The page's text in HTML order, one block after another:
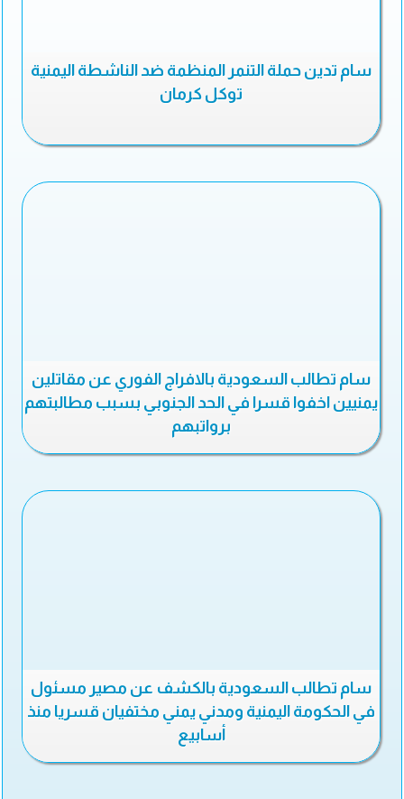
سام تدين حملة التنمر المنظمة ضد الناشطة اليمنية
توكل كرمان
سام تطالب السعودية بالافراج الفوري عن مقاتلين
يمنيين اخفوا قسرا في الحد الجنوبي بسبب مطالبتهم
برواتبهم
سام تطالب السعودية بالكشف عن مصير مسئول
في الحكومة اليمنية ومدني يمني مختفيان قسريا منذ
أسابيع